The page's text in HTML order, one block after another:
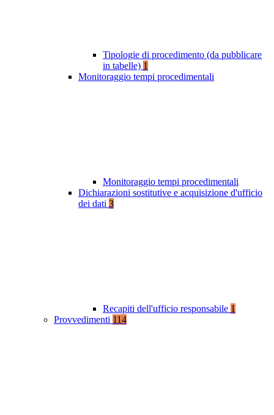
Tipologie di procedimento (da pubblicare
in tabelle) 1
Monitoraggio tempi procedimentali
Monitoraggio tempi procedimentali
Dichiarazioni sostitutive e acquisizione d'ufficio
dei dati 3
Recapiti dell'ufficio responsabile 1
Provvedimenti 114